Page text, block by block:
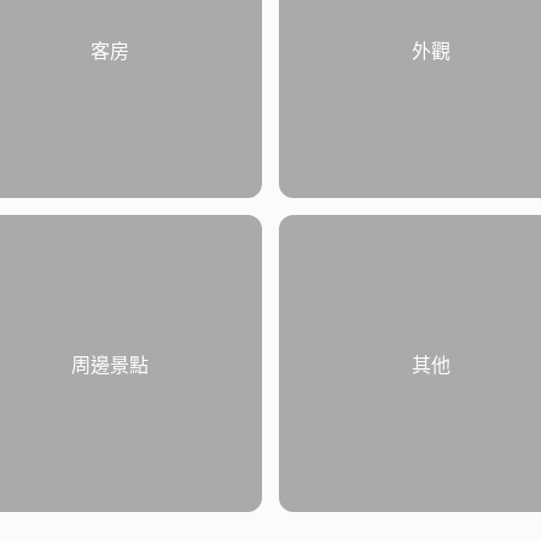
客房 外觀
周邊景點 其他